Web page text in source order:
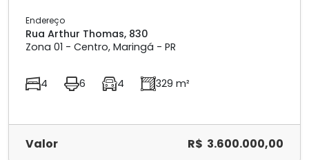
Endereço
Rua Arthur Thomas, 830
Zona 01 - Centro, Maringá - PR
4 6 4 329 m²
Valor R$ 3.600.000,00